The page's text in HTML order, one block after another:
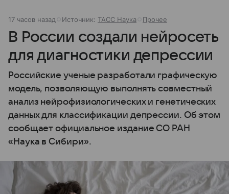
17 часов назад Источник: ТАСС Наука Прочее
В России создали нейросеть
для диагностики депрессии
Российские ученые разработали графическую
модель, позволяющую выполнять совместный
анализ нейрофизиологических и генетических
данных для классификации депрессии. Об этом
сообщает официальное издание СО РАН
«Наука в Сибири».